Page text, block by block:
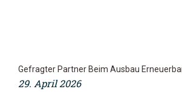
Gefragter Partner Beim Ausbau
29. April 2026